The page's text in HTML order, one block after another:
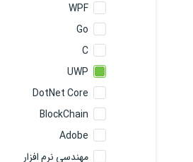
WPF
Go
C
UWP
DotNet Core
BlockChain
Adobe
مهندسی نرم افزار